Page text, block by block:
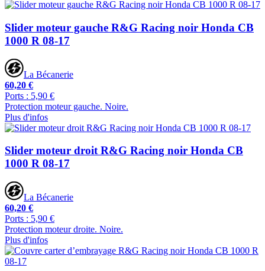
Slider moteur gauche R&G Racing noir Honda CB
1000 R 08-17
La Bécanerie
60,20 €
Ports : 5,90 €
Protection moteur gauche. Noire.
Plus d'infos
Slider moteur droit R&G Racing noir Honda CB
1000 R 08-17
La Bécanerie
60,20 €
Ports : 5,90 €
Protection moteur droite. Noire.
Plus d'infos